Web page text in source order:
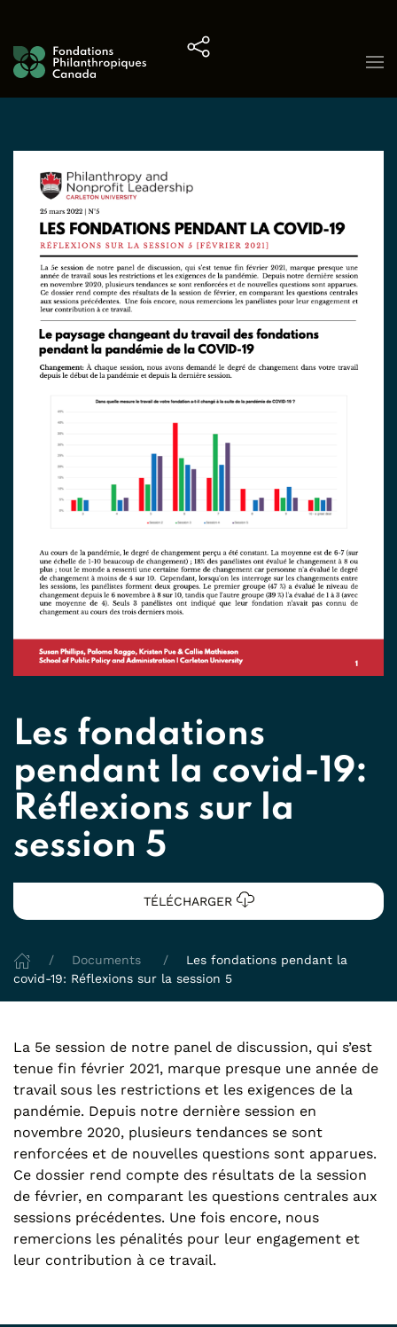
Les fondations
pendant la covid-19:
Réflexions sur la
session 5
TÉLÉCHARGER
Documents
Les fondations pendant la
covid-19: Réflexions sur la session 5
La 5e session de notre panel de discussion, qui s’est
tenue fin février 2021, marque presque une année de
travail sous les restrictions et les exigences de la
pandémie. Depuis notre dernière session en
novembre 2020, plusieurs tendances se sont
renforcées et de nouvelles questions sont apparues.
Ce dossier rend compte des résultats de la session
de février, en comparant les questions centrales aux
sessions précédentes. Une fois encore, nous
remercions les pénalités pour leur engagement et
leur contribution à ce travail.